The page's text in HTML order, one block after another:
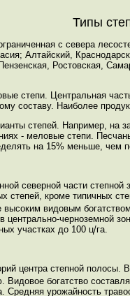
Типы
с севера
Алтайский,
Ростовская,
степи. Центральная
составу. Наиболее
степей. Например,
- меловые степи.
на 15% меньше, чем
северной части
степей, кроме типичных
видовым
центрально-черноземной
участках до 100 ц/га.
центра степной
Видовое богатство
урожайность